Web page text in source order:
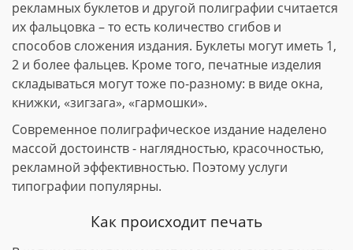
рекламных буклетов и другой полиграфии считается
их фальцовка – то есть количество сгибов и
способов сложения издания. Буклеты могут иметь 1,
2 и более фальцев. Кроме того, печатные изделия
складываться могут тоже по-разному: в виде окна,
книжки, «зигзага», «гармошки».
Современное полиграфическое издание наделено
массой достоинств - наглядностью, красочностью,
рекламной эффективностью. Поэтому услуги
типографии популярны.
Как происходит печать